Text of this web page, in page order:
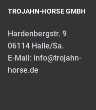
TROJAHN-HORSE GMBH
Hardenbergstr. 9
06114 Halle/Sa.
E-Mail: info@trojahn-
horse.de